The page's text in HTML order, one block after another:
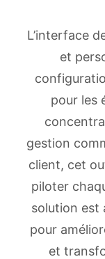
L’interface
et
pour les
gestion
client, cet
piloter
solution est
pour
et